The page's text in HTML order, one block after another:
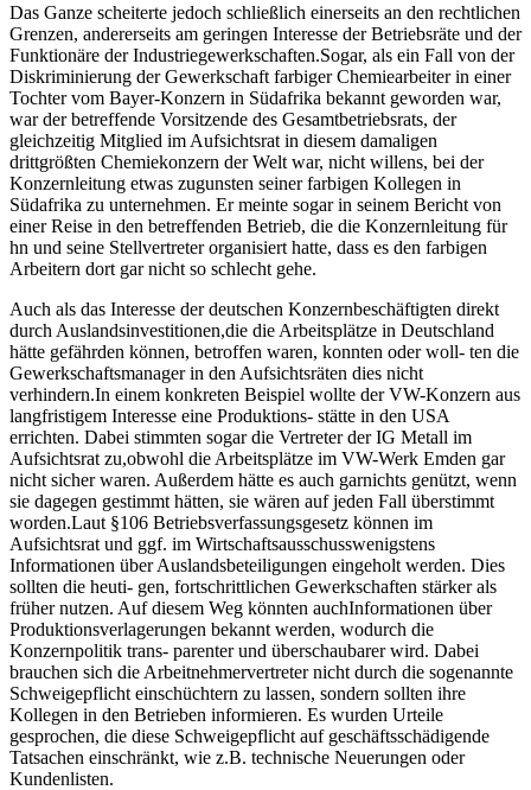
Das Ganze scheiterte jedoch schließlich einerseits an den rechtlichen
Grenzen, andererseits am geringen Interesse der Betriebsräte und der
Funktionäre der Industriegewerkschaften.Sogar, als ein Fall von der
Diskriminierung der Gewerkschaft farbiger Chemiearbeiter in einer
Tochter vom Bayer-Konzern in Südafrika bekannt geworden war,
war der betreffende Vorsitzende des Gesamtbetriebsrats, der
gleichzeitig Mitglied im Aufsichtsrat in diesem damaligen
drittgrößten Chemiekonzern der Welt war, nicht willens, bei der
Konzernleitung etwas zugunsten seiner farbigen Kollegen in
Südafrika zu unternehmen. Er meinte sogar in seinem Bericht von
einer Reise in den betreffenden Betrieb, die die Konzernleitung für
hn und seine Stellvertreter organisiert hatte, dass es den farbigen
Arbeitern dort gar nicht so schlecht gehe.
Auch als das Interesse der deutschen Konzernbeschäftigten direkt
durch Auslandsinvestitionen,die die Arbeitsplätze in Deutschland
hätte gefährden können, betroffen waren, konnten oder woll- ten die
Gewerkschaftsmanager in den Aufsichtsräten dies nicht
verhindern.In einem konkreten Beispiel wollte der VW-Konzern aus
langfristigem Interesse eine Produktions- stätte in den USA
errichten. Dabei stimmten sogar die Vertreter der IG Metall im
Aufsichtsrat zu,obwohl die Arbeitsplätze im VW-Werk Emden gar
nicht sicher waren. Außerdem hätte es auch garnichts genützt, wenn
sie dagegen gestimmt hätten, sie wären auf jeden Fall überstimmt
worden.Laut §106 Betriebsverfassungsgesetz können im
Aufsichtsrat und ggf. im Wirtschaftsausschusswenigstens
Informationen über Auslandsbeteiligungen eingeholt werden. Dies
sollten die heuti- gen, fortschrittlichen Gewerkschaften stärker als
früher nutzen. Auf diesem Weg könnten auchInformationen über
Produktionsverlagerungen bekannt werden, wodurch die
Konzernpolitik trans- parenter und überschaubarer wird. Dabei
brauchen sich die Arbeitnehmervertreter nicht durch die sogenannte
Schweigepflicht einschüchtern zu lassen, sondern sollten ihre
Kollegen in den Betrieben informieren. Es wurden Urteile
gesprochen, die diese Schweigepflicht auf geschäftsschädigende
Tatsachen einschränkt, wie z.B. technische Neuerungen oder
Kundenlisten.